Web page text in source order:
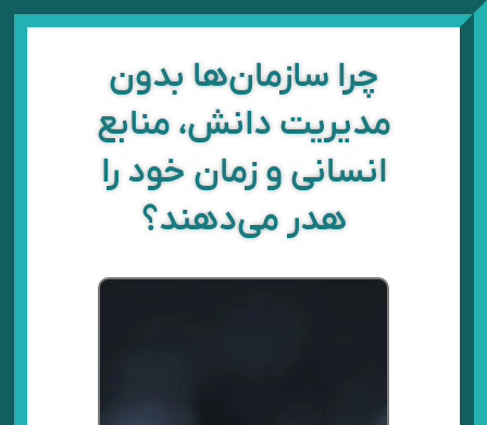
پرش
چرا سازمان‌ها بدون
مدیریت دانش، منابع
انسانی و زمان خود را
هدر می‌دهند؟